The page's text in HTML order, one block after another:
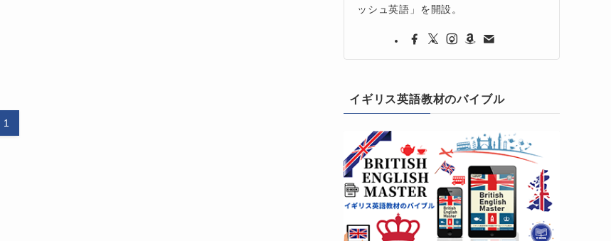
1
ッシュ英語」を開設。
イギリス英語教材のバイブル